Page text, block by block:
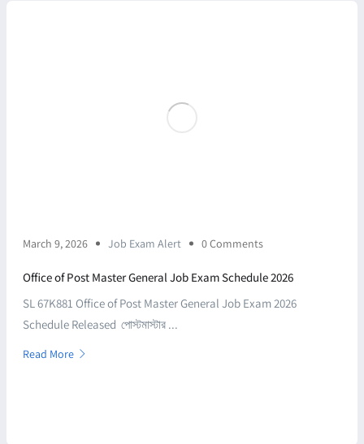
March 9, 2026 Job Exam Alert 0 Comments
Office of Post Master General Job Exam Schedule 2026
SL 67K881 Office of Post Master General Job Exam 2026
Schedule Released পোস্টমাস্টার ...
Read More